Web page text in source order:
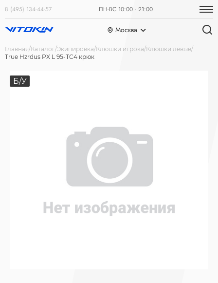
8 (495) 134-44-57 ПН-ВС 10:00 - 21:00
Москва
Главная Каталог Экипировка Клюшки игрока Клюшки левые
True Hzrdus PX L 95-TC4 крюк
Б/У